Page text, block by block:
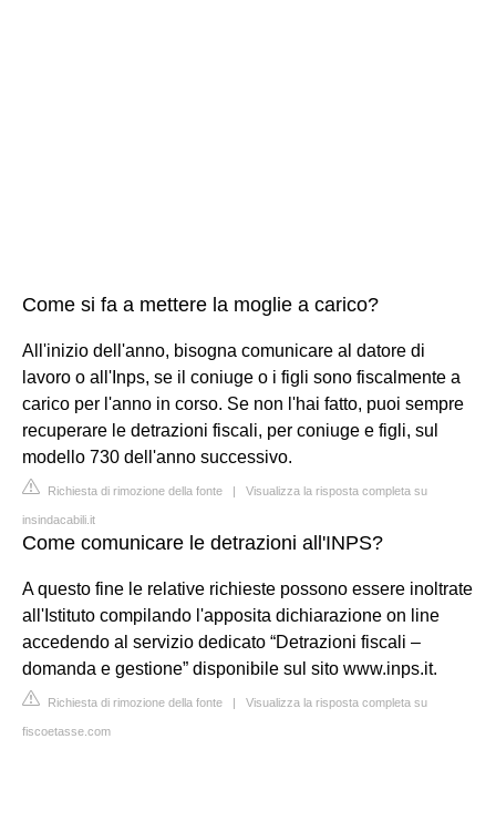
Come si fa a mettere la moglie a carico?
All'inizio dell'anno, bisogna comunicare al datore di
lavoro o all'Inps, se il coniuge o i figli sono fiscalmente a
carico per l'anno in corso. Se non l'hai fatto, puoi sempre
recuperare le detrazioni fiscali, per coniuge e figli, sul
modello 730 dell'anno successivo.
Richiesta di rimozione della fonte | Visualizza la risposta completa su
insindacabili.it
Come comunicare le detrazioni all'INPS?
A questo fine le relative richieste possono essere inoltrate
all'Istituto compilando l'apposita dichiarazione on line
accedendo al servizio dedicato “Detrazioni fiscali –
domanda e gestione” disponibile sul sito www.inps.it.
Richiesta di rimozione della fonte | Visualizza la risposta completa su
fiscoetasse.com